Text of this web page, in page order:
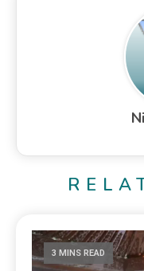
3 MINS READ